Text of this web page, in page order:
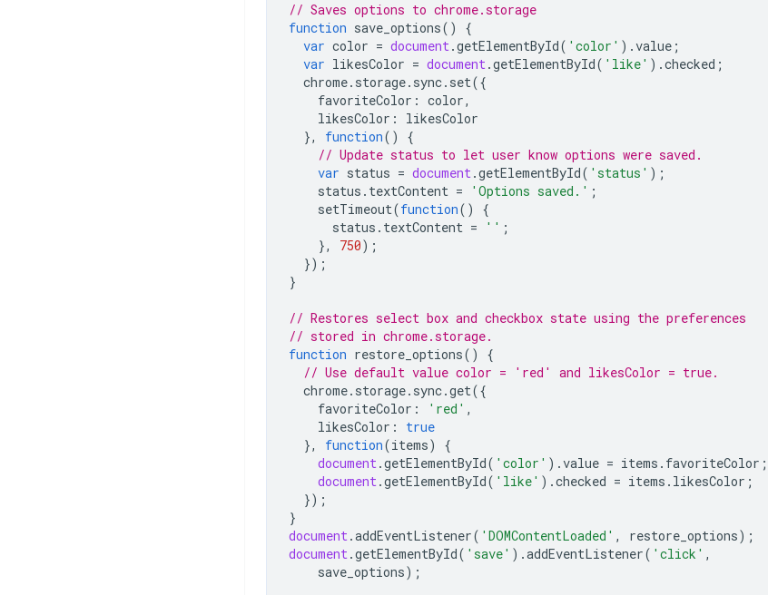
// Saves options to chrome.storage
function save_options()
{
var color = document.getElementById( 'color' ).value ;
var likesColor = document.getElementById( 'like' ).checked ;
chrome. storage. sync. set({
favoriteColor : color,
likesColor :
likesColor
},
function()
{
// Update status to let user know options were saved.
var status = document.getElementById( 'status' );
status . textContent = 'Options saved.' ;
setTimeout(function()
{
status . textContent = '' ;
},
750);
});
}
// Restores select box and checkbox state using the preferences
// stored in chrome.storage.
function restore_options()
{
// Use default value color = 'red' and likesColor = true.
chrome. storage. sync.get({
favoriteColor : 'red' ,
likesColor :
true
},
function(items)
{
document.getElementById( 'color' ).value = items . favoriteColor ;
document.getElementById( 'like' ).checked = items . likesColor ;
});
}
document.addEventListener( 'DOMContentLoaded' , restore_options);
document.getElementById( 'save' ).addEventListener( 'click' ,
save_options);